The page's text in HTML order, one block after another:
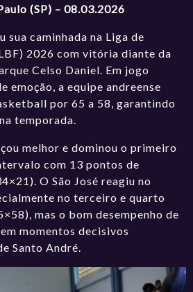
(SP) – 08.03.2026
sua caminhada na Liga de
2026 com vitória diante da
Celso Daniel. Em jogo
emoção, a equipe andreense
por 65 a 58, garantindo
temporada.
melhor e dominou o primeiro
com 13 pontos de
O São José reagiu no
no terceiro e quarto
mas o bom desempenho de
momentos decisivos
Santo André.